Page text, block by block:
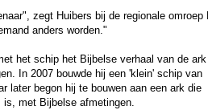
zegt Huibers bij de regionale omroep
anders worden."
het schip het Bijbelse verhaal van de
In 2007 bouwde hij een 'klein' schip van
later begon hij te bouwen aan een ark die
met Bijbelse afmetingen.